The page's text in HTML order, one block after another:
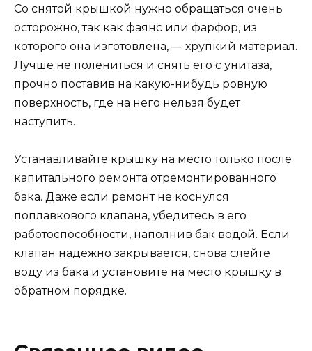
Со снятой крышкой нужно обращаться очень
осторожно, так как фаянс или фарфор, из
которого она изготовлена, — хрупкий материал.
Лучше не полениться и снять его с унитаза,
прочно поставив на какую-нибудь ровную
поверхность, где на него нельзя будет
наступить.
Устанавливайте крышку на место только после
капитального ремонта отремонтированного
бака. Даже если ремонт не коснулся
поплавкового клапана, убедитесь в его
работоспособности, наполнив бак водой. Если
клапан надежно закрывается, снова слейте
воду из бака и установите на место крышку в
обратном порядке.